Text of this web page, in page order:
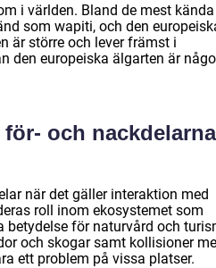
i världen. Bland de mest
som wapiti, och den
är större och lever främst i
den europeiska älgarten är
och nackdelarna
när det gäller interaktion med
roll inom ekosystemet som
betydelse för naturvård och
och skogar samt kollisioner
ett problem på vissa platser.